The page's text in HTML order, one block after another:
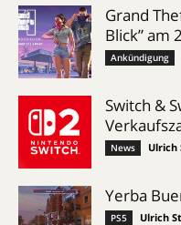
Grand
Blick” am
Ankündigung
Switch &
News Ulrich
Yerba
PS5 Ulrich